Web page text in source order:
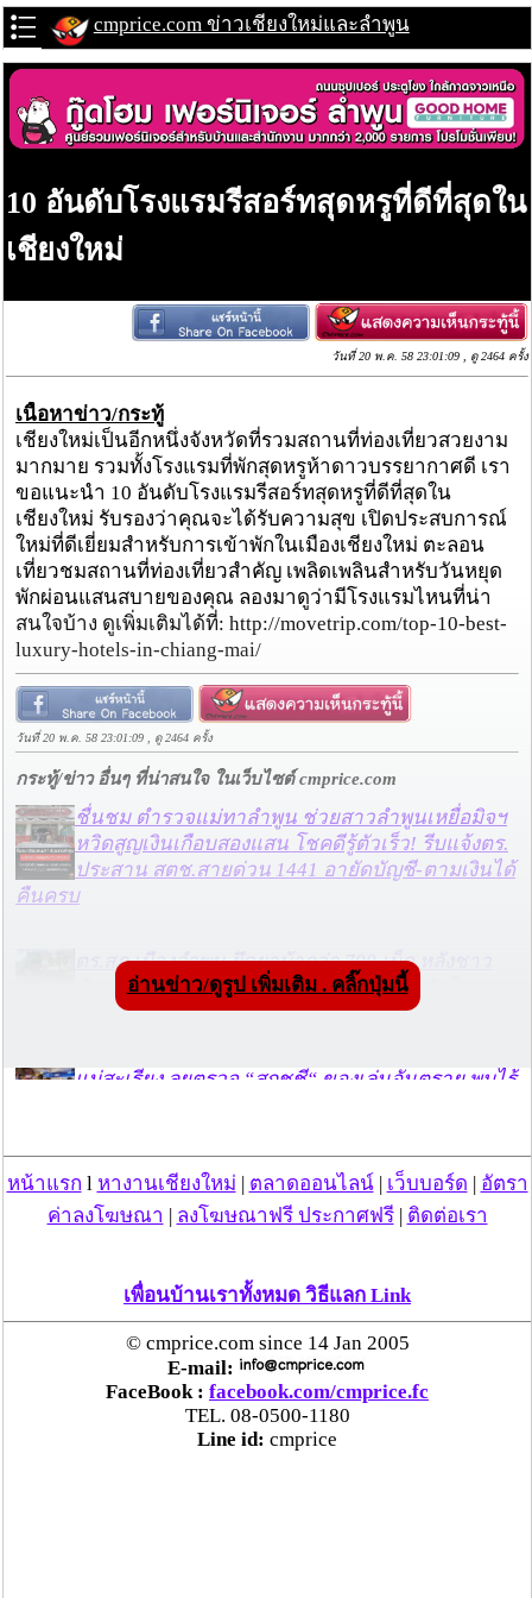
cmprice.com ข่าวเชียงใหม่และลำพูน
10 อันดับโรงแรมรีสอร์ทสุดหรูที่ดีที่สุดใน
เชียงใหม่
วันที่ 20 พ.ค. 58 23:01:09 , ดู 2464 ครั้ง
เนื้อหาข่าว/กระทู้
เชียงใหม่เป็นอีกหนึ่งจังหวัดที่รวมสถานที่ท่องเที่ยวสวยงาม
มากมาย รวมทั้งโรงแรมที่พักสุดหรูห้าดาวบรรยากาศดี เรา
ขอแนะนำ 10 อันดับโรงแรมรีสอร์ทสุดหรูที่ดีที่สุดใน
เชียงใหม่ รับรองว่าคุณจะได้รับความสุข เปิดประสบการณ์
ใหม่ที่ดีเยี่ยมสำหรับการเข้าพักในเมืองเชียงใหม่ ตะลอน
เที่ยวชมสถานที่ท่องเที่ยวสำคัญ เพลิดเพลินสำหรับวันหยุด
พักผ่อนแสนสบายของคุณ ลองมาดูว่ามีโรงแรมไหนที่น่า
สนใจบ้าง ดูเพิ่มเติมได้ที่: http://movetrip.com/top-10-best-
luxury-hotels-in-chiang-mai/
วันที่ 20 พ.ค. 58 23:01:09 , ดู 2464 ครั้ง
กระทู้/ข่าว อื่นๆ ที่น่าสนใจ ในเว็บไซต์ cmprice.com
ชื่นชม ตำรวจแม่ทาลำพูน ช่วยสาวลำพูนเหยื่อมิจฯ
หวิดสูญเงินเกือบสองแสน โชคดีรู้ตัวเร็ว! รีบแจ้งตร.
ประสาน สตช.สายด่วน 1441 อายัดบัญชี-ตามเงินได้
คืนครบ
ตร.สภ.เมืองลำพูน ยึดยาบ้ากว่า 700 เม็ด หลังชาว
บ้านแจ้งพบถุงพลาสติกพันเทปสีดำต้องสงสัยในสวน
ลำไย
แม่สะเรียง ลุยตรวจ “สกุชชี่“ ของเล่นอันตราย พบไร้
“ลาว” ส่ง “24 คนไทย” กลับประเทศผ่านด่าน
เชียงของ เพื่อดำเนินการตามกฎหมาย พบส่วนใหญ่มี
แรงงานต่างด้าวออนไลน์ ให้บริการ 24 ชั่วโมงทั่ว
ประเทศ เริ่ม 13 ต.ค. นี้
คพ. เผยผลตรวจคุณภาพน้ำแม่น้ำกก-แม่น้ำสาย-
อ่านข่าว/ดูรูป เพิ่มเติม . คลิ๊กปุ่มนี้
หน้าแรก l หางานเชียงใหม่ ตลาดออนไลน์| เว็บบอร์ด
อัตรา
ค่าลงโฆษณา
ลงโฆษณาฟรี ประกาศฟรี| ติดต่อเรา
เพื่อนบ้านเราทั้งหมด วิธีแลก Link
© cmprice.com since 14 Jan 2005
E-mail:
FaceBook : facebook.com/cmprice.fc
TEL. 08-0500-1180
Line id: cmprice